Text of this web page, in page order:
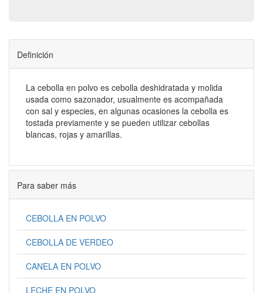
Definición
La cebolla en polvo es cebolla deshidratada y molida
usada como sazonador, usualmente es acompañada
con sal y especies, en algunas ocasiones la cebolla es
tostada previamente y se pueden utilizar cebollas
blancas, rojas y amarillas.
Para saber más
CEBOLLA EN POLVO
CEBOLLA DE VERDEO
CANELA EN POLVO
LECHE EN POLVO